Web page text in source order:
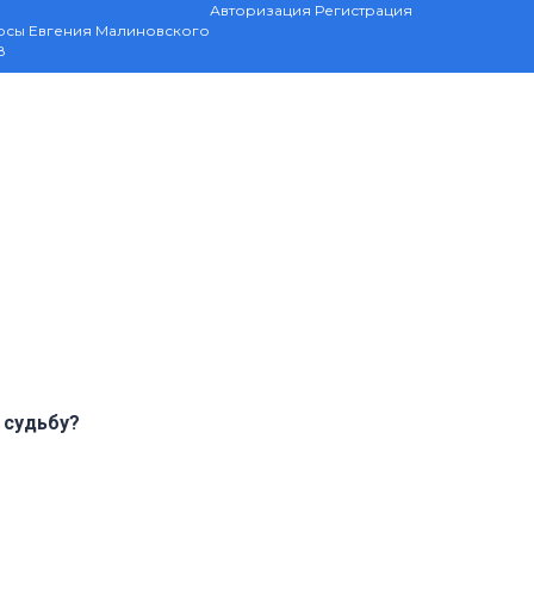
Авторизация Регистрация
Евгения Малиновского